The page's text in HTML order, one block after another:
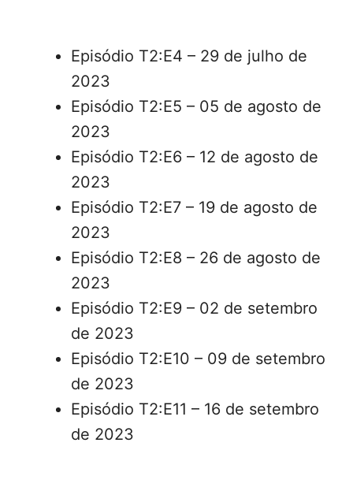
Episódio T2:E4 – 29 de julho de
2023
Episódio T2:E5 – 05 de agosto de
2023
Episódio T2:E6 – 12 de agosto de
2023
Episódio T2:E7 – 19 de agosto de
2023
Episódio T2:E8 – 26 de agosto de
2023
Episódio T2:E9 – 02 de setembro
de 2023
Episódio T2:E10 – 09 de setembro
de 2023
Episódio T2:E11 – 16 de setembro
de 2023